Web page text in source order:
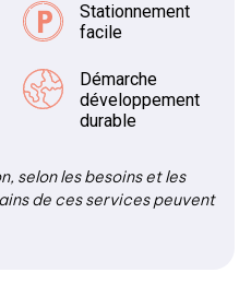
Stationnement
facile
Démarche
développement
durable
selon les besoins et les
de ces services peuvent